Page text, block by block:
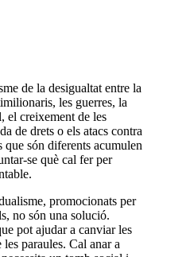
de la desigualtat entre la
les guerres, la
el creixement de les
de drets o els atacs contra
que són diferents acumulen
se què cal fer per
promocionats per
no són una solució.
pot ajudar a canviar les
paraules. Cal anar a